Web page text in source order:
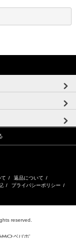
/ 返品について /
/ プライバシーポリシー /
reserved.